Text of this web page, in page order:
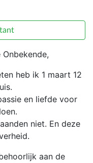
heb ik 1 maart 12
en liefde voor
niet. En deze
aan de